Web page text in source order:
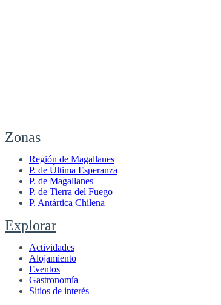
Zonas
Región de Magallanes
P. de Última Esperanza
P. de Magallanes
P. de Tierra del Fuego
P. Antártica Chilena
Explorar
Actividades
Alojamiento
Eventos
Gastronomía
Sitios de interés